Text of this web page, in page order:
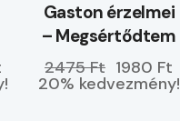
Gaston érzelmei
– Megsértődtem
2475 Ft 1980 Ft
20% kedvezmény!